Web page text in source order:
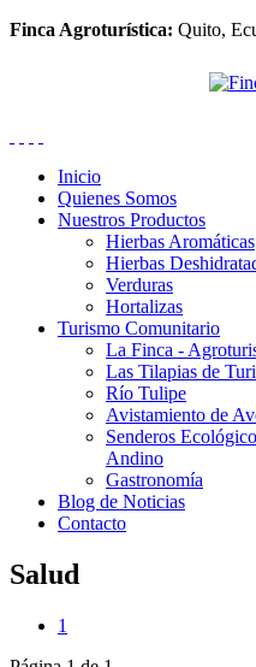
Finca Agroturística: Quito,
Inicio
Quienes Somos
Nuestros Productos
Hierbas Aromáticas
Hierbas
Verduras
Hortalizas
Turismo Comunitario
La Finca -
Las Tilapias de
Río Tulipe
Avistamiento de
Senderos
Andino
Gastronomía
Blog de Noticias
Contacto
Salud
1